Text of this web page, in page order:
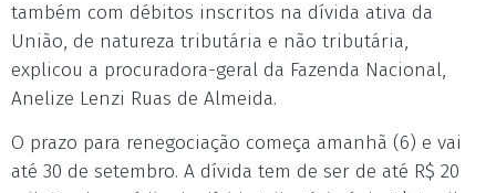
também com débitos inscritos na dívida ativa da
União, de natureza tributária e não tributária,
explicou a procuradora-geral da Fazenda Nacional,
Anelize Lenzi Ruas de Almeida.
O prazo para renegociação começa amanhã (6) e vai
até 30 de setembro. A dívida tem de ser de até R$ 20